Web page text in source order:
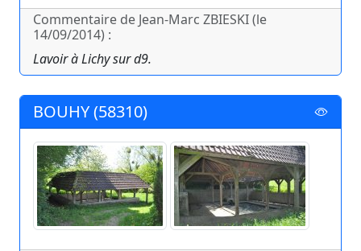
Commentaire de Jean-Marc ZBIESKI (le
14/09/2014) :
Lavoir à Lichy sur d9.
BOUHY (58310)